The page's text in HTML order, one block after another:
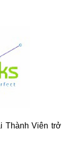
Thành Viên trở